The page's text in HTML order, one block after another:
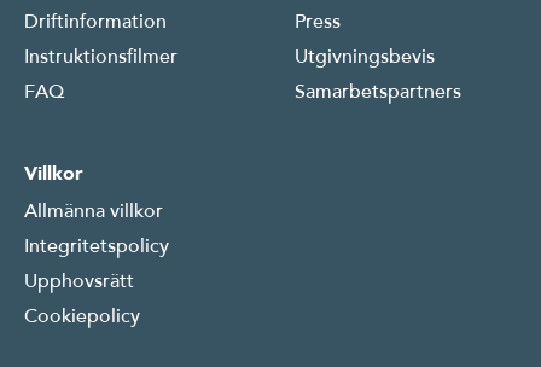
Driftinformation
Driftinformation
Instruktionsfilmer
Instruktionsfilmer
FAQFAQ
Press
Utgivningsbevis
Samarbetspartners
Villkor
Allmänna villkor
Integritetspolicy
Upphovsrätt
Cookiepolicy